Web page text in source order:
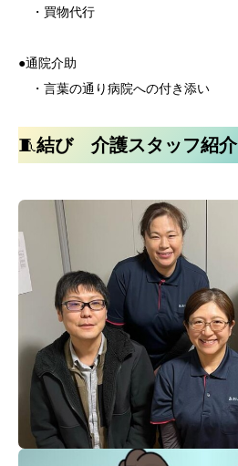
・買物代行
●通院介助
・言葉の通り病院への付き添い
🧵結び 介護スタッフ紹介